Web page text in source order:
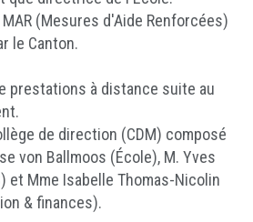
(Mesures d'Aide Renforcées)
le Canton.
prestations à distance suite au
de direction (CDM) composé
von Ballmoos (École), M. Yves
et Mme Isabelle Thomas-Nicolin
& finances).